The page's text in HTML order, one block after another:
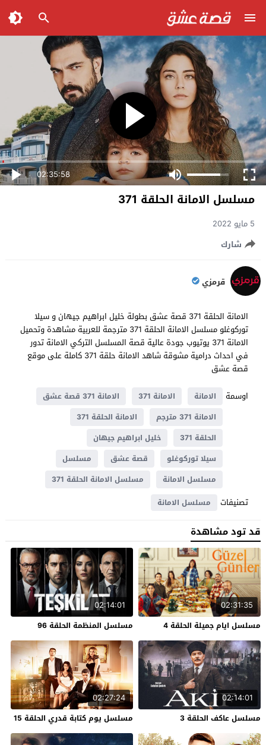
02:35:58
مسلسل الامانة الحلقة 371
5 مايو 2022
شارك
قرمزي
الامانة الحلقة 371 قصة عشق بطولة خليل ابراهيم جيهان و سيلا
توركوغلو مسلسل الامانة الحلقة 371 مترجمة للعربية مشاهدة وتحميل
الامانة 371 يوتيوب جودة عالية قصة المسلسل التركي الامانة تدور
في احداث ​​درامية مشوقة شاهد الامانة حلقة 371 كاملة على موقع
قصة عشق
اوسمة
الامانة الامانة 371
الامانة 371 قصة عشق
الامانة 371 مترجم
الامانة الحلقة 371
الحلقة 371
خليل ابراهيم جيهان
سيلا توركوغلو
قصة عشق
مسلسل
مسلسل الامانة
مسلسل الامانة الحلقة 371
تصنيفات مسلسل الامانة
قد تود مشاهدة
02:31:35
مسلسل ايام جميلة الحلقة 4
02:14:01
مسلسل المنظمة الحلقة 96
02:14:01
مسلسل عاكف الحلقة 3
02:27:24
مسلسل يوم كتابة قدري الحلقة 15